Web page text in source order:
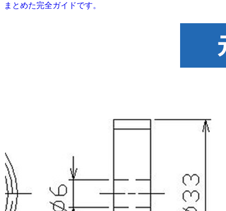
まとめた完全ガイドです。